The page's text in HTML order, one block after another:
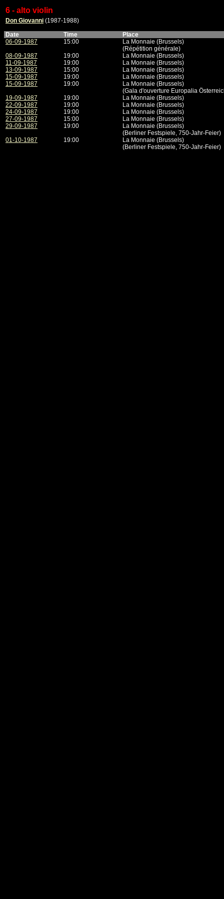
6 - alto violin
Don Giovanni (1987-1988)
Date
Time
Place
06-09-1987
15:00
La Monnaie (Brussels)
(Répétition générale)
08-09-1987
19:00
La Monnaie (Brussels)
11-09-1987
19:00
La Monnaie (Brussels)
13-09-1987
15:00
La Monnaie (Brussels)
15-09-1987
19:00
La Monnaie (Brussels)
15-09-1987
19:00
La Monnaie (Brussels)
(Gala d'ouverture Europalia
19-09-1987
19:00
La Monnaie (Brussels)
22-09-1987
19:00
La Monnaie (Brussels)
24-09-1987
19:00
La Monnaie (Brussels)
27-09-1987
15:00
La Monnaie (Brussels)
29-09-1987
19:00
La Monnaie (Brussels)
(Berliner Festspiele, 750-Jahr-Feier)
01-10-1987
19:00
La Monnaie (Brussels)
(Berliner Festspiele, 750-Jahr-Feier)